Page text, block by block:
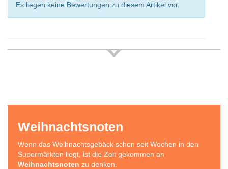
Es liegen keine Bewertungen zu diesem Artikel vor.
Weihnachtsnoten
Wenn das Weihnachtsgebäck schon seit Wochen in den
Supermärkten liegt, ist die Zeit gekommen an
Weihnachtsnoten zu denken.